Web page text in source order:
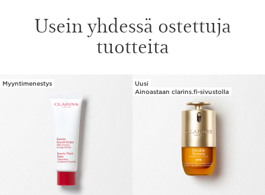
Usein yhdessä ostettuja
tuotteita
SIIRRY SISÄLTÖÖN
Myyntimenestys
Uusi
Ainoastaan clarins.fi-sivustolla